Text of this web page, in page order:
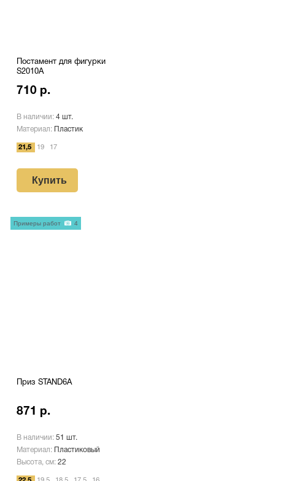
Постамент для фигурки
S2010A
710 р.
В наличии: 4 шт.
Материал:
Пластик
21,5 19 17
Купить
Приз STAND6A
871 р.
В наличии: 51 шт.
Материал:
Пластиковый
Высота, см: 22
Примеры работ 4